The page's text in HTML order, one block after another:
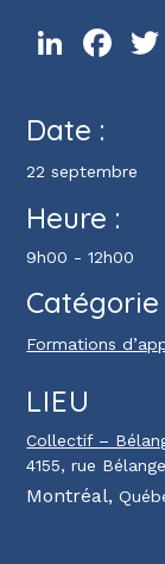
LinkedIn
Date :
22 septembre
Heure :
9h00 - 12h00
Catégorie
Formations
LIEU
Collectif –
4155, rue
Montréal,